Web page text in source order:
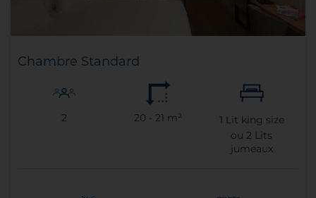
Chambre Standard
2 20 - 21 m² 1 Lit king size
ou 2 Lits
jumeaux